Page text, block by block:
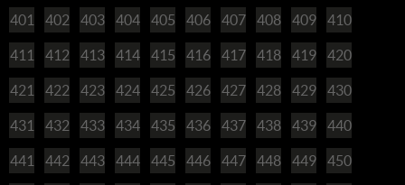
401 402 403 404 405 406 407 408 409 410
411 412 413 414 415 416 417 418 419 420
421 422 423 424 425 426 427 428 429 430
431 432 433 434 435 436 437 438 439 440
441 442 443 444 445 446 447 448 449 450